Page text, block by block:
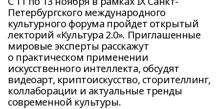
Петербургского международного
культурного форума пройдет открытый
лекторий «Культура 2.0». Приглашенные
мировые эксперты расскажут
о практическом применении
искусственного интеллекта, обсудят
видеоарт, криптоискусство, сторителлинг,
коллаборации и актуальные тренды
современной культуры.